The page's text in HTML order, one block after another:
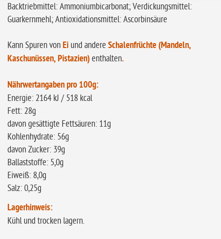
Backtriebmittel: Ammoniumbicarbonat; Verdickungsmittel:
Guarkernmehl; Antioxidationsmittel: Ascorbinsäure
Kann Spuren vonEi und andere Schalenfrüchte (Mandeln,
Kaschunüssen, Pistazien)enthalten.
Nährwertangaben pro 100g:
Energie: 2164 kJ / 518 kcal
Fett: 28g
davon gesättigte Fettsäuren: 11g
Kohlenhydrate: 56g
davon Zucker: 39g
Ballaststoffe: 5,0g
Eiweiß: 8,0g
Salz: 0,25g
Lagerhinweis:
Kühl und trocken lagern.